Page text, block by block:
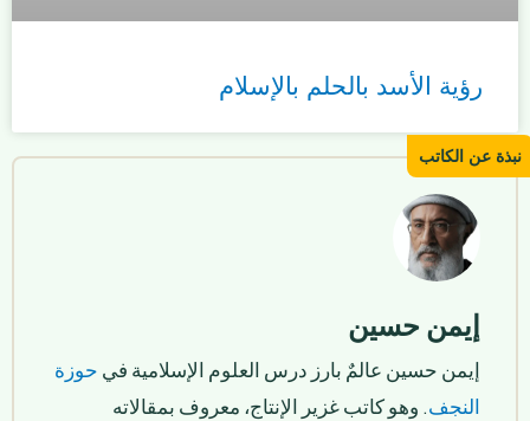
رؤية الأسد بالحلم بالإسلام
إيمن حسين
إيمن حسين عالمٌ بارز درس العلوم الإسلامية في حوزة
النجف. وهو كاتب غزير الإنتاج، معروف بمقالاته